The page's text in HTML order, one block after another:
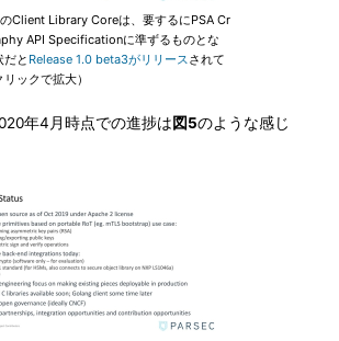
Client Library Coreは、要するにPSA Cr
API Specificationに準ずるものとな
だと Release 1.0 beta3がリリースされて
ックで拡大）
年4月時点での進捗は図5のような感じ